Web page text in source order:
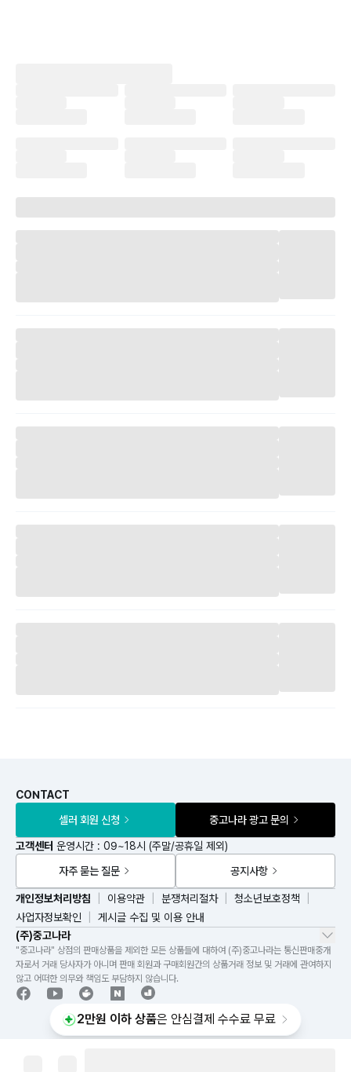
2만원 이하 상품은 안심결제 수수료 무료
CONTACT
셀러 회원 신청
중고나라 광고 문의
고객센터 운영시간 : 09~18시 (주말/공휴일 제외)
자주 묻는 질문
공지사항
(주)중고나라
개인정보처리방침 이용약관 분쟁처리절차
청소년보호정책
사업자정보확인
게시글 수집 및 이용 안내
"중고나라" 상점의 판매상품을 제외한 모든 상품들에 대하여 (주)중고나라는 통신판매중개
자로서 거래 당사자가 아니며 판매 회원과 구매회원간의 상품거래 정보 및 거래에 관여하지
않고 어떠한 의무와 책임도 부담하지 않습니다.